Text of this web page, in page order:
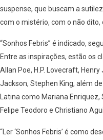
suspense, que buscam a
com o mistério, com o não
“Sonhos Febris” é indicado,
Entre as inspirações, estão os
Allan Poe, H.P. Lovecraft,
Jackson, Stephen King, além
Latina como Mariana
Felipe Teodoro e Christiano
“Ler ‘Sonhos Febris’ é como